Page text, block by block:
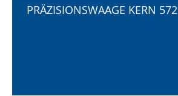
PRÄZISIONSWAAGE KERN 572